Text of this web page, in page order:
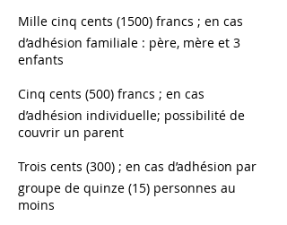
Mille cinq cents (1500) francs ; en cas
d’adhésion familiale : père, mère et 3
enfants
Cinq cents (500) francs ; en cas
d’adhésion individuelle; possibilité de
couvrir un parent
Trois cents (300) ; en cas d’adhésion par
groupe de quinze (15) personnes au
moins